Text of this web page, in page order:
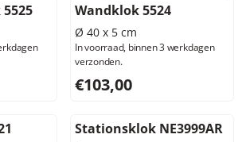
btw: 106,61
Wandklok 5524
Ø 40 x 5 cm
In voorraad, binnen 3 werkdagen
verzonden.
Prijs: 103,00, exclusief btw:
€103,00
Stationsklok NE3999AR